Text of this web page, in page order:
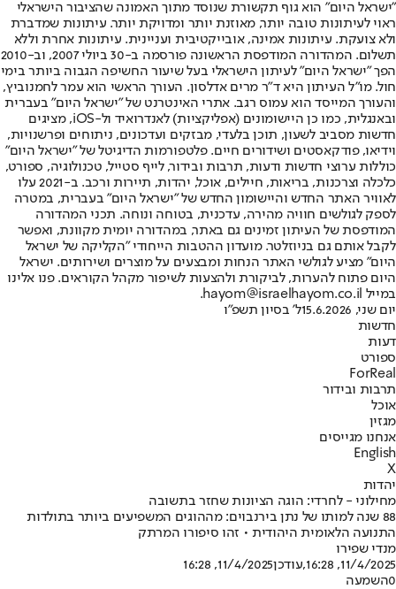
"ישראל היום" הוא גוף תקשורת שנוסד מתוך האמונה שהציבור הישראלי
ראוי לעיתונות טובה יותר, מאוזנת יותר ומדויקת יותר. עיתונות שמדברת
ולא צועקת. עיתונות אמינה, אובייקטיבית ועניינית. עיתונות אחרת וללא
תשלום. המהדורה המודפסת הראשונה פורסמה ב-30 ביולי 2007, וב-2010
הפך "ישראל היום" לעיתון הישראלי בעל שיעור החשיפה הגבוה ביותר בימי
חול. מו"ל העיתון היא ד"ר מרים אדלסון. העורך הראשי הוא עמר לחמנוביץ,
והעורך המייסד הוא עמוס רגב. אתרי האינטרנט של "ישראל היום" בעברית
ובאנגלית, כמו כן היישומונים (אפליקציות) לאנדרואיד ול-iOS, מציגים
חדשות מסביב לשעון, תוכן בלעדי, מבזקים ועדכונים, ניתוחים ופרשנויות,
וידיאו, פודקאסטים ושידורים חיים. פלטפורמות הדיגיטל של "ישראל היום"
כוללות ערוצי חדשות ודעות, תרבות ובידור, לייף סטייל, טכנולוגיה, ספורט,
כלכלה וצרכנות, בריאות, חיילים, אוכל, יהדות, תיירות ורכב. ב-2021 עלו
לאוויר האתר החדש והיישומון החדש של "ישראל היום" בעברית, במטרה
לספק לגולשים חוויה מהירה, עדכנית, בטוחה ונוחה. תכני המהדורה
המודפסת של העיתון זמינים גם באתר, במהדורה יומית מקוונת, ואפשר
לקבל אותם גם בניוזלטר. מועדון ההטבות הייחודי "הקליקה של ישראל
היום" מציע לגולשי האתר הנחות ומבצעים על מוצרים ושירותים. ישראל
היום פתוח להערות, לביקורת ולהצעות לשיפור מקהל הקוראים. פנו אלינו
במייל hayom@israelhayom.co.il.
יום שני, 15.6.2026
ל' בסיון תשפ"ו
חדשות
דעות
ספורט
ForReal
תרבות ובידור
אוכל
מגזין
אנחנו מגייסים
English
X
יהדות
מחילוני - לחרדי: הוגה הציונות שחזר בתשובה
88 שנה למותו של נתן בירנבוים: מההוגים המשפיעים ביותר בתולדות
התנועה הלאומית היהודית • זהו סיפורו המרתק
מנדי שפירו
11/4/2025, 16:28
,עודכן11/4/2025, 16:28
0השמעה